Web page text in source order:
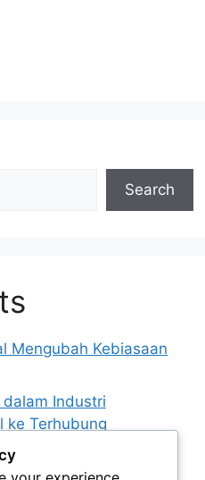
Search
Mengubah Kebiasaan
Industri
ke Terhubung
Representasi